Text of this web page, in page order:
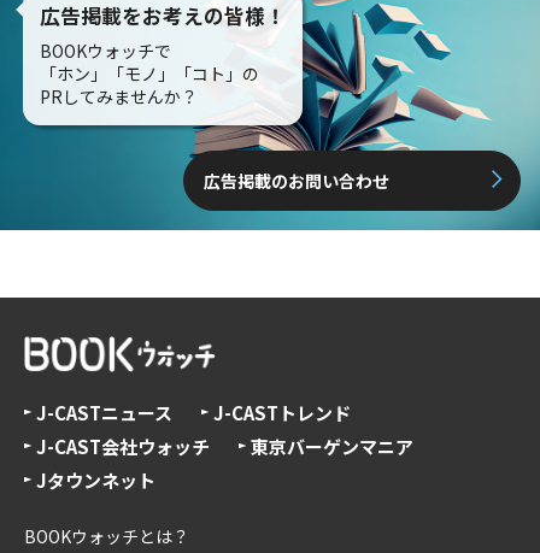
広告掲載をお考えの皆様！
BOOKウォッチで
「ホン」「モノ」「コト」の
PRしてみませんか？
広告掲載のお問い合わせ
J-CASTニュース
J-CASTトレンド
J-CAST会社ウォッチ
東京バーゲンマニア
Jタウンネット
BOOKウォッチとは？